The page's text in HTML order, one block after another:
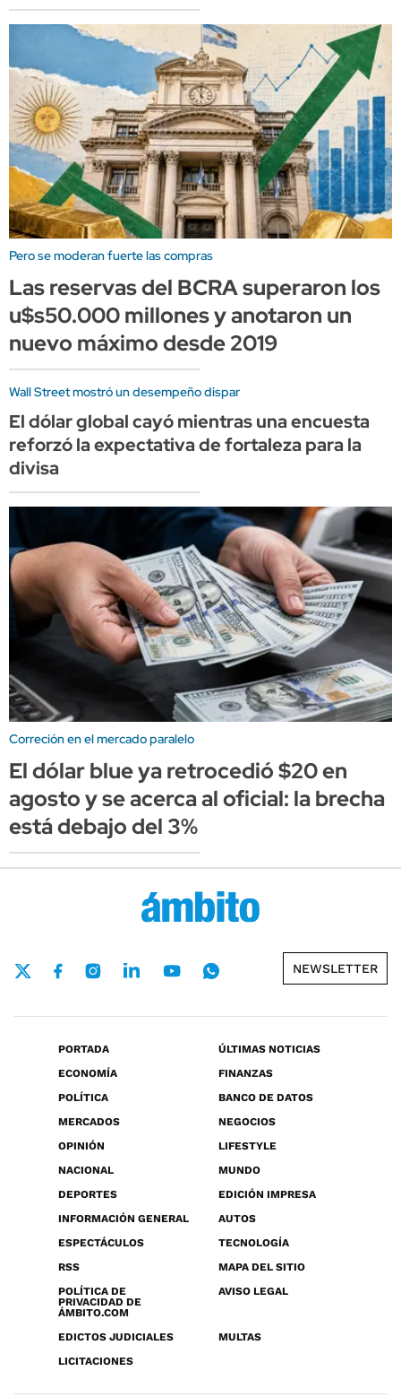
Pero se moderan fuerte las compras
Las reservas del BCRA superaron los
u$s50.000 millones y anotaron un
nuevo máximo desde 2019
Wall Street mostró un desempeño dispar
El dólar global cayó mientras una encuesta
reforzó la expectativa de fortaleza para la
divisa
Correción en el mercado paralelo
El dólar blue ya retrocedió $20 en
agosto y se acerca al oficial: la brecha
está debajo del 3%
NEWSLETTER
PORTADA
ÚLTIMAS NOTICIAS
ECONOMÍA
FINANZAS
POLÍTICA
BANCO DE DATOS
MERCADOS
NEGOCIOS
OPINIÓN
LIFESTYLE
NACIONAL
MUNDO
DEPORTES
EDICIÓN IMPRESA
INFORMACIÓN GENERAL
AUTOS
ESPECTÁCULOS
TECNOLOGÍA
RSS
MAPA DEL SITIO
POLÍTICA DE
PRIVACIDAD DE
ÁMBITO.COM
AVISO LEGAL
EDICTOS JUDICIALES
MULTAS
LICITACIONES